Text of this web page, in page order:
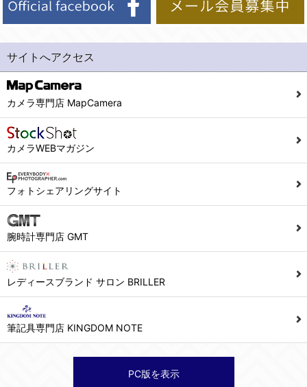
当社への個人情報の提供はお客様の任意ですが、必要な個人情報をご提供いただけない場合、当社のサービス等が利用できない場合がありますのでご了承下さい。
５．ご本人が容易に知覚できない方法による個人情報の取得
６．個人情報に関するお問合せ対応
(1)当社は、当社の保有する個人データに関し、ご本人から利用目的の通知，開示，内容の訂正，追加又は削除，利用の停止，消去及び第三者への提供の停止の請求などがあれば、ご本人の確認をさせていただいた上で、速やかに対応します。また当社の個人情報の取り扱いに関するご質問、ご相談にも対応いたします。尚、シュッピン会員のお客様は、当社が保有する個人データの削除を要求する権利があります。
(2)当社の個人情報に関するお問合せは、以下の窓口で承ります。お問合せの内容により必要な書類提出や質問へのご回答をお願いすることがあります。
シュッピン株式会社 個人情報相談窓口
Mail：privacy@syuppin.com (受付)
サイトへアクセス
カメラ専門店 MapCamera
カメラWEBマガジン
フォトシェアリングサイト
腕時計専門店 GMT
レディースブランド サロン BRILLER
筆記具専門店 KINGDOM NOTE
PC版を表示